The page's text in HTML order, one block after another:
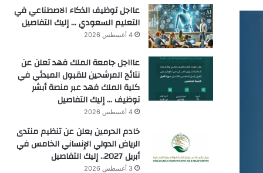
عااجل توظيف الذكاء الاصطناعي في
التعليم السعودي … إليك التفاصيل
4 أغسطس 2026
عاااجل جامعة الملك فهد تعلن عن
نتائج المرشحين للقبول المبدئي في
كلية الملك فهد عبر منصة أبشر
توظيف … إليك التفاصيل
4 أغسطس 2026
خادم الحرمين يعلن عن تنظيم منتدى
الرياض الدولي الإنساني الخامس في
أبريل 2027.. إليك التفاصيل
3 أغسطس 2026